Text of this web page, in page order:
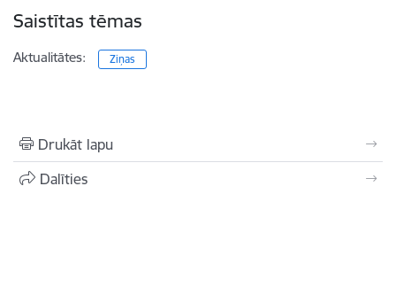
Saistītas tēmas
Aktualitātes: Ziņas
Drukāt lapu
Dalīties